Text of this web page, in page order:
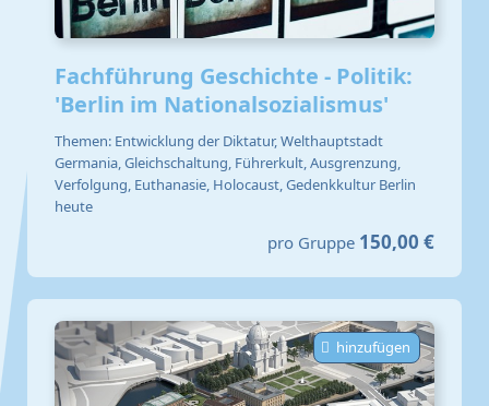
Fachführung Geschichte - Politik:
'Berlin im Nationalsozialismus'
Themen: Entwicklung der Diktatur, Welthauptstadt
Germania, Gleichschaltung, Führerkult, Ausgrenzung,
Verfolgung, Euthanasie, Holocaust, Gedenkkultur Berlin
heute
pro Gruppe 150,00 €
hinzufügen